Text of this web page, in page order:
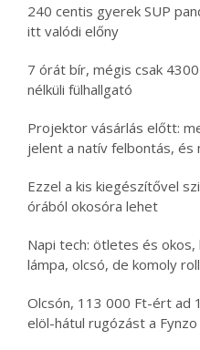
240 centis gyerek SUP
itt valódi előny
7 órát bír, mégis csak
nélküli fülhallgató
Projektor vásárlás előtt:
jelent a natív felbontás,
Ezzel a kis kiegészítővel
órából okosóra lehet
Napi tech: ötletes és
lámpa, olcsó, de komoly
Olcsón, 113 000 Ft-ért ad
elöl-hátul rugózást a